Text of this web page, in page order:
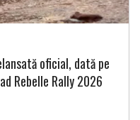
oficial, dată pe
Rebelle Rally 2026